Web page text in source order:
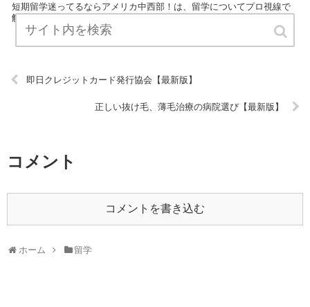
短期留学迷ってるならアメリカ中西部！は、留学についてプロ視線で
解説したまとめサイトです。 ぜひご覧ください！ URL:
即日クレジットカード発行協会【最新版】
正しい抜け毛、薄毛治療の病院選び【最新版】
コメント
コメントを書き込む
ホーム 留学